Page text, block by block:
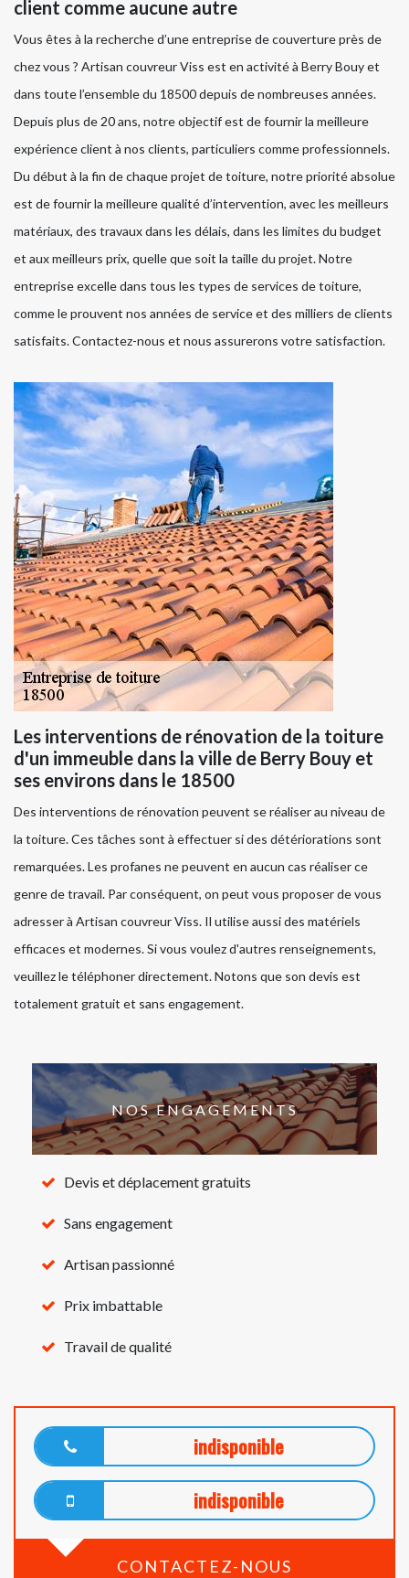
client comme aucune autre
Vous êtes à la recherche d’une entreprise de couverture près de
chez vous ? Artisan couvreur Viss est en activité à Berry Bouy et
dans toute l’ensemble du 18500 depuis de nombreuses années.
Depuis plus de 20 ans, notre objectif est de fournir la meilleure
expérience client à nos clients, particuliers comme professionnels.
Du début à la fin de chaque projet de toiture, notre priorité absolue
est de fournir la meilleure qualité d’intervention, avec les meilleurs
matériaux, des travaux dans les délais, dans les limites du budget
et aux meilleurs prix, quelle que soit la taille du projet. Notre
entreprise excelle dans tous les types de services de toiture,
comme le prouvent nos années de service et des milliers de clients
satisfaits. Contactez-nous et nous assurerons votre satisfaction.
Les interventions de rénovation de la toiture
d'un immeuble dans la ville de Berry Bouy et
ses environs dans le 18500
Des interventions de rénovation peuvent se réaliser au niveau de
la toiture. Ces tâches sont à effectuer si des détériorations sont
remarquées. Les profanes ne peuvent en aucun cas réaliser ce
genre de travail. Par conséquent, on peut vous proposer de vous
adresser à Artisan couvreur Viss. Il utilise aussi des matériels
efficaces et modernes. Si vous voulez d'autres renseignements,
veuillez le téléphoner directement. Notons que son devis est
totalement gratuit et sans engagement.
NOS ENGAGEMENTS
Devis et déplacement gratuits
Sans engagement
Artisan passionné
Prix imbattable
Travail de qualité
indisponible
indisponible
CONTACTEZ-NOUS